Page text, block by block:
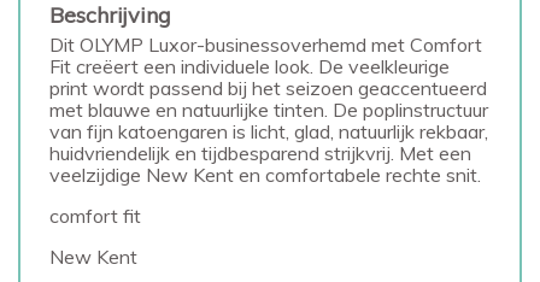
Beschrijving
Dit OLYMP Luxor-businessoverhemd met Comfort
Fit creëert een individuele look. De veelkleurige
print wordt passend bij het seizoen geaccentueerd
met blauwe en natuurlijke tinten. De poplinstructuur
van fijn katoengaren is licht, glad, natuurlijk rekbaar,
huidvriendelijk en tijdbesparend strijkvrij. Met een
veelzijdige New Kent en comfortabele rechte snit.
comfort fit
New Kent